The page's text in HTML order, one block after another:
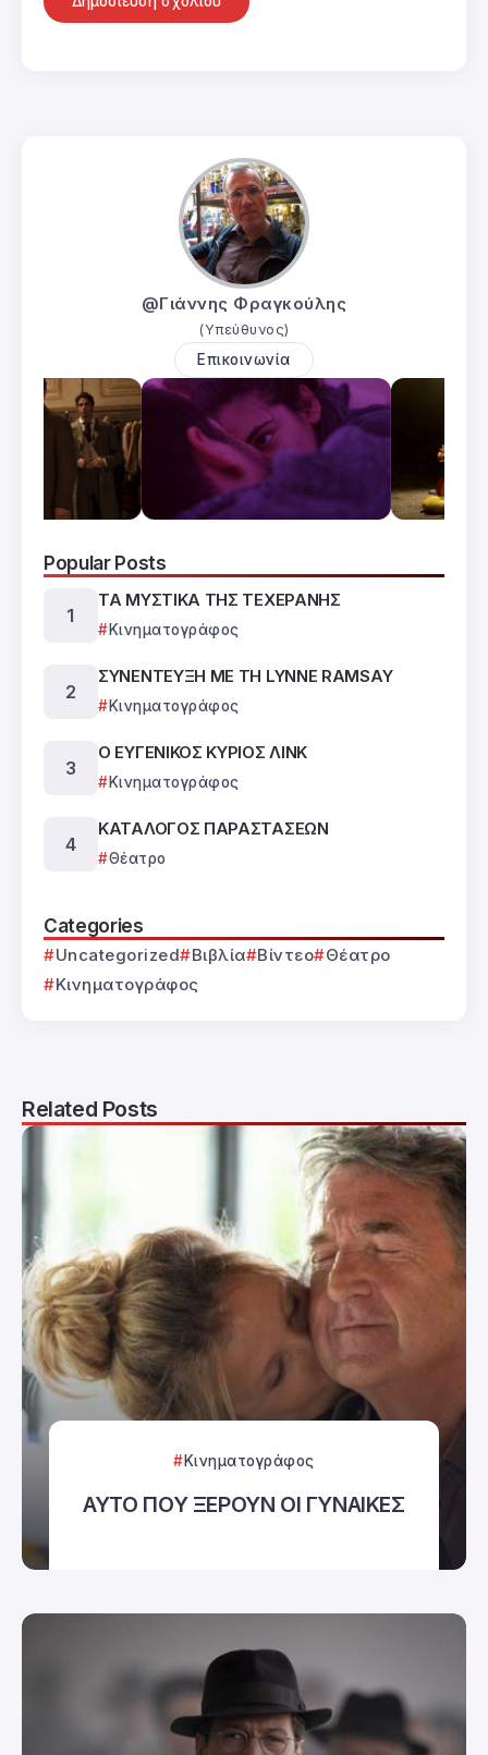
@Γιάννης Φραγκούλης
(Υπεύθυνος)
Επικοινωνία
Popular Posts
ΤΑ ΜΥΣΤΙΚΑ ΤΗΣ ΤΕΧΕΡΑΝΗΣ
Κινηματογράφος
ΣΥΝΕΝΤΕΥΞΗ ΜΕ ΤΗ LYNNE RAMSAY
Κινηματογράφος
Ο ΕΥΓΕΝΙΚΟΣ ΚΥΡΙΟΣ ΛΙΝΚ
Κινηματογράφος
ΚΑΤΑΛΟΓΟΣ ΠΑΡΑΣΤΑΣΕΩΝ
Θέατρο
Categories
Uncategorized Βιβλία Βίντεο
Θέατρο
Κινηματογράφος
Related Posts
Κινηματογράφος
ΑΥΤΟ ΠΟΥ ΞΕΡΟΥΝ ΟΙ ΓΥΝΑΙΚΕΣ